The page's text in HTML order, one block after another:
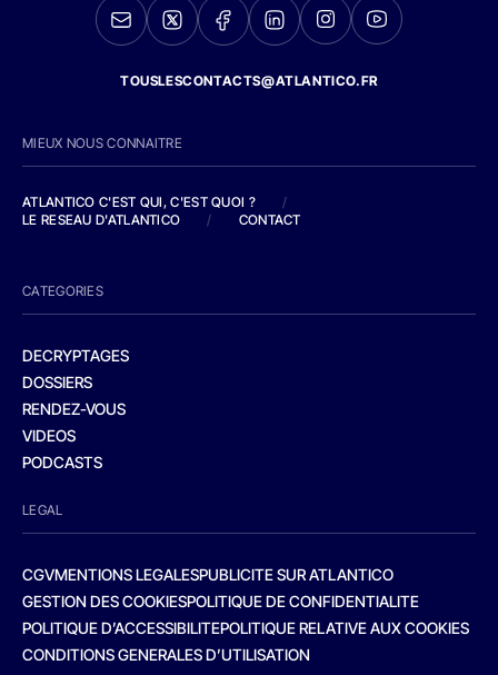
TOUSLESCONTACTS@ATLANTICO.FR
MIEUX NOUS CONNAITRE
ATLANTICO C'EST QUI, C'EST QUOI ?
/
LE RESEAU D'ATLANTICO
/ CONTACT
CATEGORIES
DECRYPTAGES
DOSSIERS
RENDEZ-VOUS
VIDEOS
PODCASTS
LEGAL
CGVMENTIONS LEGALESPUBLICITE SUR ATLANTICO
GESTION DES COOKIESPOLITIQUE DE CONFIDENTIALITE
POLITIQUE D’ACCESSIBILITEPOLITIQUE RELATIVE AUX COOKIES
CONDITIONS GENERALES D’UTILISATION